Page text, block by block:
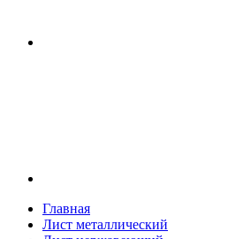
Главная
Лист металлический